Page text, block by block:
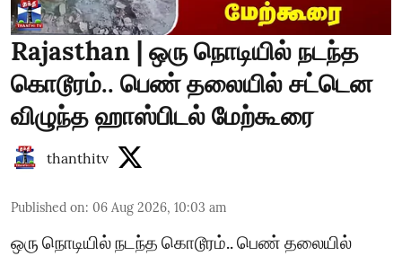
Rajasthan | ஒரு நொடியில் நடந்த
கொடூரம்.. பெண் தலையில் சட்டென
விழுந்த ஹாஸ்பிடல் மேற்கூரை
thanthitv
Published on: 06 Aug 2026, 10:03 am
ஒரு நொடியில் நடந்த கொடூரம்.. பெண் தலையில்